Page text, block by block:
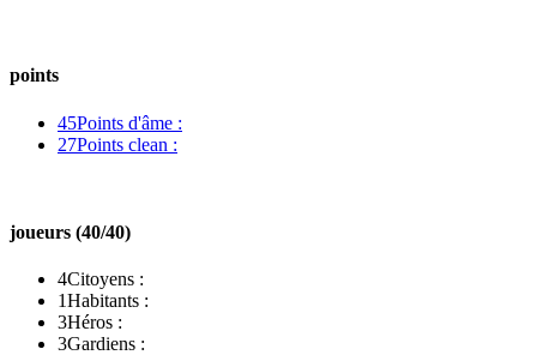
points
45Points d'âme :
27Points clean :
joueurs (40/40)
4Citoyens :
1Habitants :
3Héros :
3Gardiens :